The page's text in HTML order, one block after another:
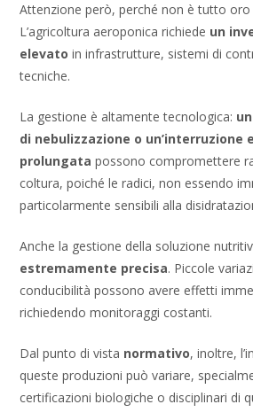
Attenzione però, perché non è tutto oro
L’agricoltura aeroponica richiede un
elevato in infrastrutture, sistemi di
tecniche.
La gestione è altamente tecnologica:
di nebulizzazione o un’interruzione
prolungata possono compromettere
coltura, poiché le radici, non essendo
particolarmente sensibili alla
Anche la gestione della soluzione
estremamente precisa. Piccole
conducibilità possono avere effetti
richiedendo monitoraggi costanti.
Dal punto di vista normativo, inoltre,
queste produzioni può variare,
certificazioni biologiche o disciplinari di